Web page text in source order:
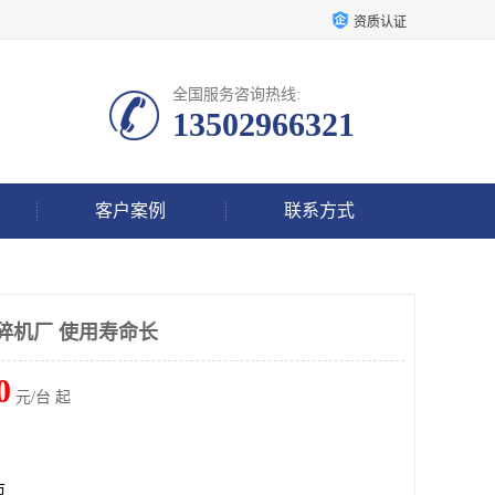
资质认证
全国服务咨询热线:
13502966321
客户案例 联系方式
机厂 使用寿命长
元/台 起